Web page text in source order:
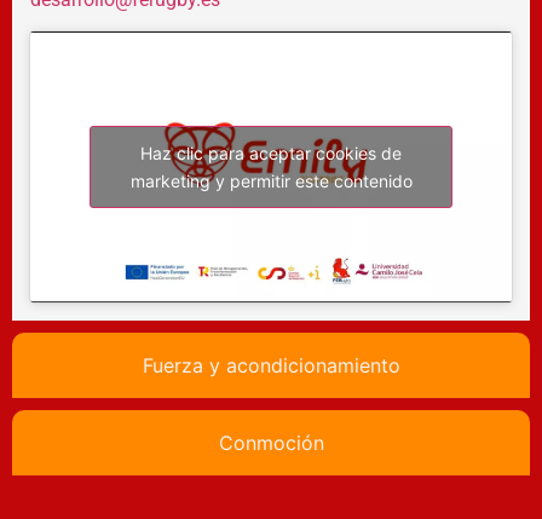
Fuerza y acondicionamiento
Conmoción
Haz clic para aceptar cookies de
marketing y permitir este contenido